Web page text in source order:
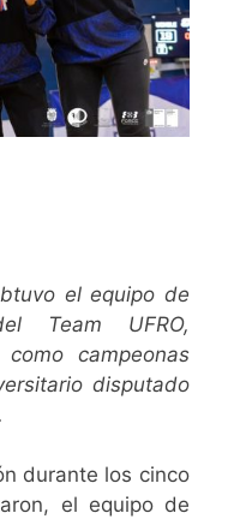
el equipo de
Team UFRO,
campeonas
disputado
durante los cinco
el equipo de